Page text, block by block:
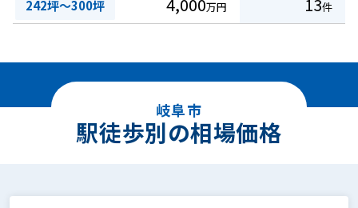
242坪～300坪 4,000万円 13件
岐阜市
駅徒歩別の相場価格